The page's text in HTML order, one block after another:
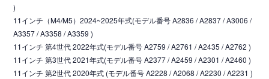
)
11インチ（M4/M5）2024~2025年式(モデル番号 A2836 / A2837 / A3006 /
A3357 / A3358 / A3359 )
11インチ 第4世代 2022年式(モデル番号 A2759 / A2761 / A2435 / A2762 )
11インチ 第3世代 2021年式(モデル番号 A2377 / A2459 / A2301 / A2460 )
11インチ 第2世代 2020年式 (モデル番号 A2228 / A2068 / A2230 / A2231 )